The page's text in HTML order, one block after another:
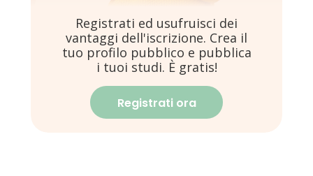
Registrati ed usufruisci dei
vantaggi dell'iscrizione. Crea il
tuo profilo pubblico e pubblica
i tuoi studi. È gratis!
Registrati ora